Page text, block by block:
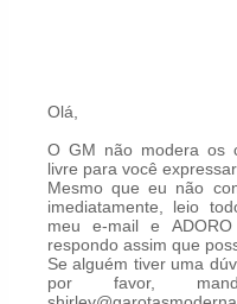
Olá,
O GM não modera os
livre para você
Mesmo que eu não
imediatamente, leio
meu e-mail e
respondo assim que
Se alguém tiver uma
por favor,